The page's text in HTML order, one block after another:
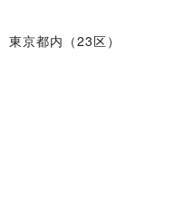
東京都内（23区）